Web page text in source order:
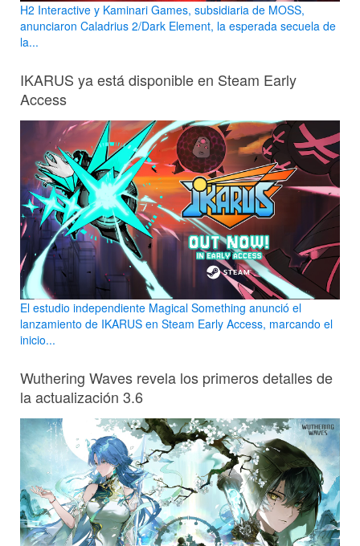
H2 Interactive y Kaminari Games, subsidiaria de MOSS,
anunciaron Caladrius 2/Dark Element, la esperada secuela de
la...
IKARUS ya está disponible en Steam Early
Access
El estudio independiente Magical Something anunció el
lanzamiento de IKARUS en Steam Early Access, marcando el
inicio...
Wuthering Waves revela los primeros detalles de
la actualización 3.6